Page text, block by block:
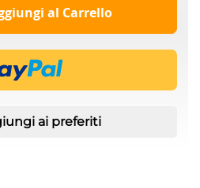
al Carrello
ai preferiti